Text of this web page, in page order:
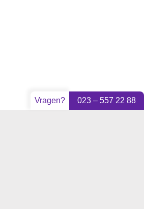
Vragen? 023 – 557 22 88